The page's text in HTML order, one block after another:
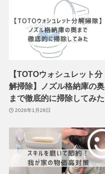
【TOTOウォシュレット分
解掃除】ノズル格納庫の奥
まで徹底的に掃除してみた
2026年1月28日